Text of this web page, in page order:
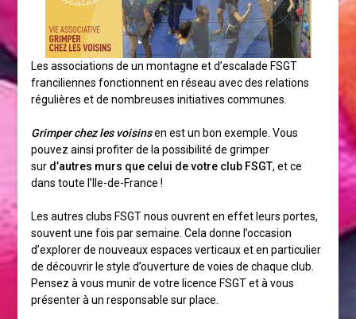
Les associations de un montagne et d’escalade FSGT
franciliennes fonctionnent en réseau avec des relations
régulières et de nombreuses initiatives communes.
Grimper chez les voisins en est un bon exemple. Vous
pouvez ainsi profiter de la possibilité de grimper
sur d’autres murs que celui de votre club FSGT, et ce
dans toute l’Ile-de-France !
Les autres clubs FSGT nous ouvrent en effet leurs portes,
souvent une fois par semaine. Cela donne l’occasion
d’explorer de nouveaux espaces verticaux et en particulier
de découvrir le style d’ouverture de voies de chaque club.
Pensez à vous munir de votre licence FSGT et à vous
présenter à un responsable sur place.